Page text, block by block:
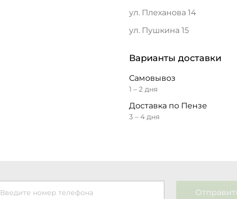
ул. Плеханова 14
ул. Пушкина 15
Варианты доставки
Самовывоз
1 – 2 дня
Доставка по Пензе
3 – 4 дня
Введите номер телефона